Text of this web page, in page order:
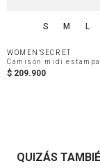
S M L
WOMEN'SECRET
Camisón midi
$ 209.900
QUIZÁS